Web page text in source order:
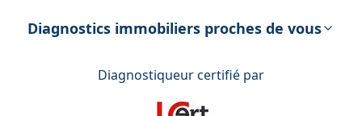
énergétique
Diagnostics immobiliers proches de vous
Diagnostiqueur certifié par